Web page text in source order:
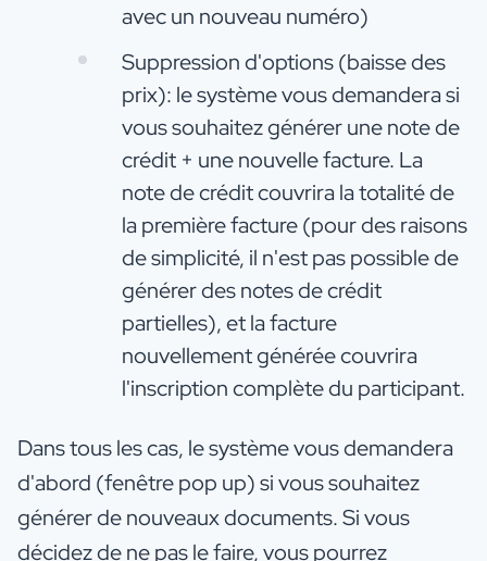
avec un nouveau numéro)
Suppression d'options (baisse des
prix): le système vous demandera si
vous souhaitez générer une note de
crédit + une nouvelle facture. La
note de crédit couvrira la totalité de
la première facture (pour des raisons
de simplicité, il n'est pas possible de
générer des notes de crédit
partielles), et la facture
nouvellement générée couvrira
l'inscription complète du participant.
Dans tous les cas, le système vous demandera
d'abord (fenêtre pop up) si vous souhaitez
générer de nouveaux documents. Si vous
décidez de ne pas le faire, vous pourrez